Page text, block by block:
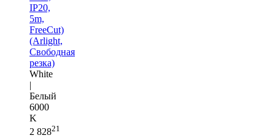
IP20,
5m,
FreeCut)
(Arlight,
Свободная
резка)
White
|
Белый
6000
K
2 82821